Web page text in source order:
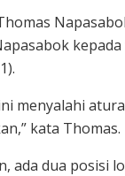
menyalahi
kata Thomas.
ada dua posisi